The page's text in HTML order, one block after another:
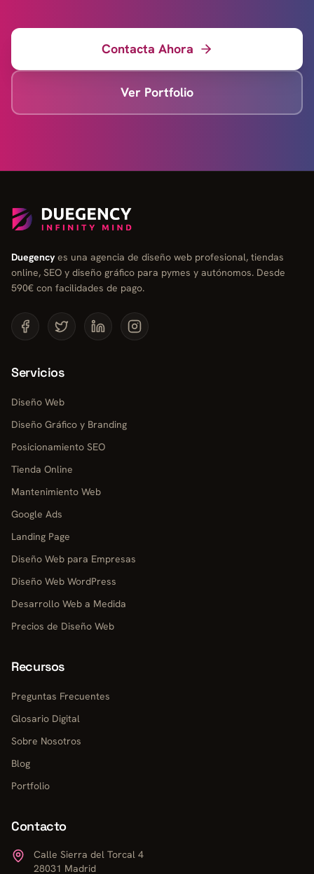
Contacta Ahora
Ver Portfolio
Duegency es una agencia de diseño web profesional, tiendas
online, SEO y diseño gráfico para pymes y autónomos. Desde
590€ con facilidades de pago.
Servicios
Diseño Web
Diseño Gráfico y Branding
Posicionamiento SEO
Tienda Online
Mantenimiento Web
Google Ads
Landing Page
Diseño Web para Empresas
Diseño Web WordPress
Desarrollo Web a Medida
Precios de Diseño Web
Recursos
Preguntas Frecuentes
Glosario Digital
Sobre Nosotros
Blog
Portfolio
Contacto
Calle Sierra del Torcal 4
28031 Madrid